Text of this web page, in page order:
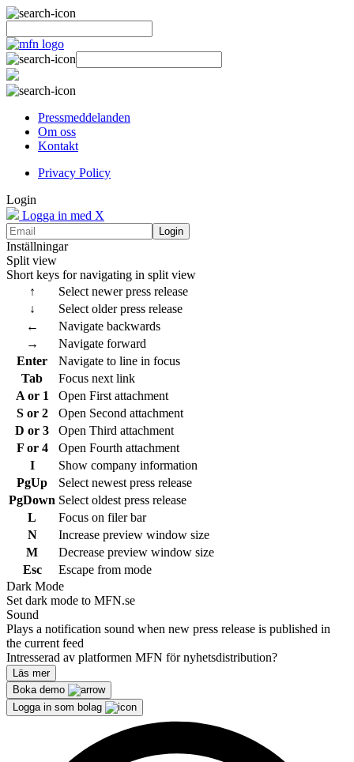
Pressmeddelanden
Om oss
Kontakt
Privacy Policy
Login
Logga in med X
Login
Inställningar
Split view
Short keys for navigating in split view
↑
Select newer press release
↓
Select older press release
←
Navigate backwards
→
Navigate forward
Enter
Navigate to line in focus
Tab
Focus next link
A or 1
Open First attachment
S or 2
Open Second attachment
D or 3
Open Third attachment
F or 4
Open Fourth attachment
I
Show company information
PgUp
Select newest press release
PgDown Select oldest press release
L
Focus on filer bar
N
Increase preview window size
M
Decrease preview window size
Esc
Escape from mode
Dark Mode
Set dark mode to MFN.se
Sound
Plays a notification sound when new press release is published in
the current feed
Intresserad av platformen MFN för nyhetsdistribution?
Läs mer
Boka demo
Logga in som bolag